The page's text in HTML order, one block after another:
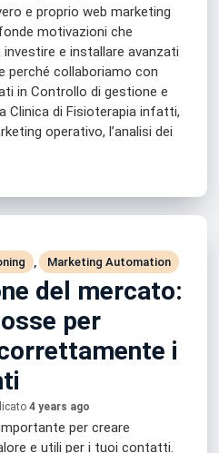
e proprio web marketing
motivazioni che
e installare avanzati
perché collaboriamo con
in Controllo di gestione e
Clinica di Fisioterapia infatti,
operativo, l’analisi dei
, Marketing Automation
del mercato:
per
i
4 years ago
per creare
e utili per i tuoi contatti.